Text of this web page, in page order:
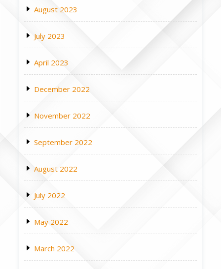
August 2023
July 2023
April 2023
December 2022
November 2022
September 2022
August 2022
July 2022
May 2022
March 2022